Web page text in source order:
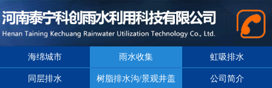
海绵城市 雨水收集 虹吸排水
同层排水 树脂排水沟/景观井盖 公司简介